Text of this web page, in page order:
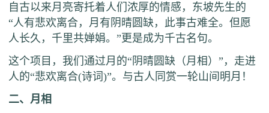
自古以来月亮寄托着人们浓厚的情感，东坡先生的
“人有悲欢离合，月有阴晴圆缺，此事古难全。但愿
人长久，千里共婵娟。”更是成为千古名句。
这个项目，我们通过月的“阴晴圆缺（月相）”，走进
人的“悲欢离合(诗词)”。与古人同赏一轮山间明月！
二、月相